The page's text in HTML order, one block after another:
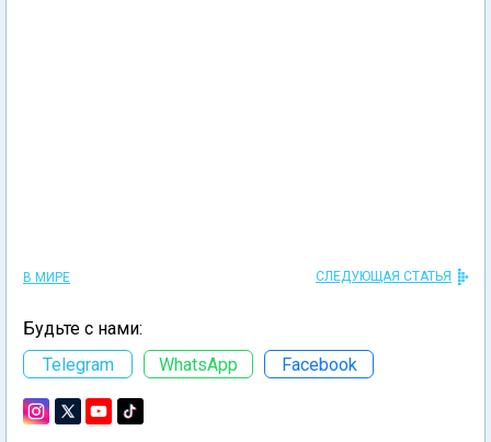
В МИРЕ СЛЕДУЮЩАЯ СТАТЬЯ
Будьте с нами:
Telegram
WhatsApp Facebook